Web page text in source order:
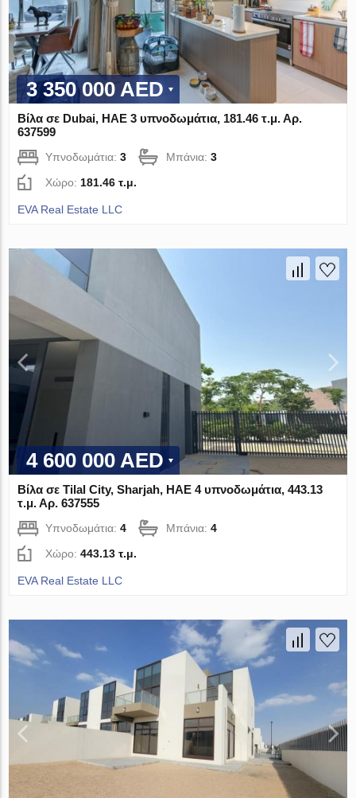
3 350 000 AED
Βίλα σε Dubai, ΗΑΕ 3 υπνοδωμάτια, 181.46 τ.μ. Αρ.
637599
Υπνοδωμάτια:3 Μπάνια:3
Χώρο:181.46 τ.μ.
EVA Real Estate LLC
4 600 000 AED
Βίλα σε Tilal City, Sharjah, ΗΑΕ 4 υπνοδωμάτια, 443.13
τ.μ. Αρ. 637555
Υπνοδωμάτια:4 Μπάνια:4
Χώρο:443.13 τ.μ.
EVA Real Estate LLC